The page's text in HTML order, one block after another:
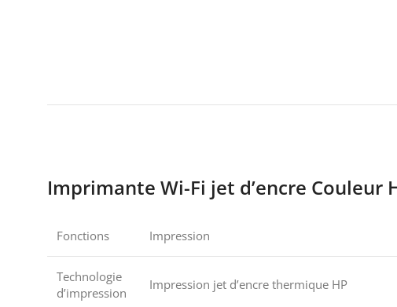
Imprimante Wi-Fi jet d’encre Couleur
Fonctions Impression
Technologie
d’impression
Impression jet d’encre thermique HP